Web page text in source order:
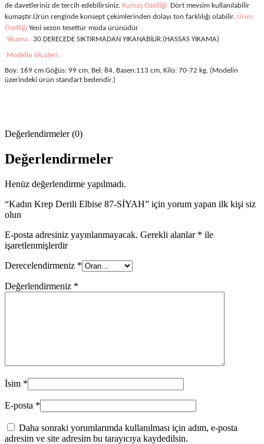
de davetleriniz de tercih edebilirsiniz. Kumaş Özelliği: Dört mevsim kullanılabilir
kumaştır.Ürün renginde konsept çekimlerinden dolayı ton farklılığı olabilir. Ürün
Özelliği:Yeni sezon tesettür moda ürünüdür
Yıkama : 30 DERECEDE SIKTIRMADAN YIKANABİLİR.(HASSAS YIKAMA)
Modelin ölçüleri;
Boy: 169 cm Göğüs: 99 cm, Bel: 84, Basen:113 cm, Kilo: 70-72 kg. (Modelin
üzerindeki ürün standart bedendir.)
Değerlendirmeler (0)
Değerlendirmeler
Henüz değerlendirme yapılmadı.
“Kadın Krep Derili Elbise 87-SİYAH” için yorum yapan ilk kişi siz
olun
E-posta adresiniz yayınlanmayacak. Gerekli alanlar * ile
işaretlenmişlerdir
Derecelendirmeniz *
Değerlendirmeniz *
İsim *
E-posta *
Daha sonraki yorumlarımda kullanılması için adım, e-posta
adresim ve site adresim bu tarayıcıya kaydedilsin.